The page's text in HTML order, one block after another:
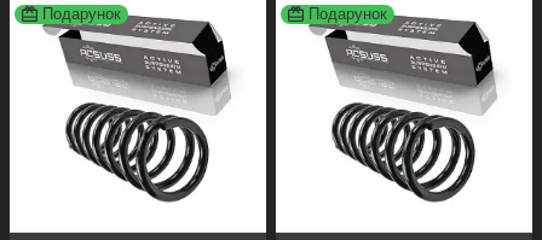
Подарунок
Подарунок